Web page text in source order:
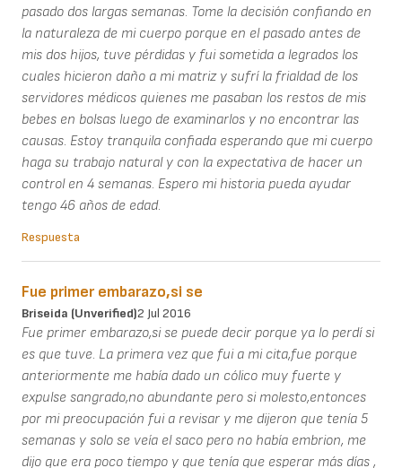
pasado dos largas semanas. Tome la decisión confiando en
la naturaleza de mi cuerpo porque en el pasado antes de
mis dos hijos, tuve pérdidas y fui sometida a legrados los
cuales hicieron daño a mi matriz y sufrí la frialdad de los
servidores médicos quienes me pasaban los restos de mis
bebes en bolsas luego de examinarlos y no encontrar las
causas. Estoy tranquila confiada esperando que mi cuerpo
haga su trabajo natural y con la expectativa de hacer un
control en 4 semanas. Espero mi historia pueda ayudar
tengo 46 años de edad.
Respuesta
Fue primer embarazo,si se
Briseida (unverified)2 Jul 2016
Fue primer embarazo,si se puede decir porque ya lo perdí si
es que tuve. La primera vez que fui a mi cita,fue porque
anteriormente me había dado un cólico muy fuerte y
expulse sangrado,no abundante pero si molesto,entonces
por mi preocupación fui a revisar y me dijeron que tenía 5
semanas y solo se veía el saco pero no había embrion, me
dijo que era poco tiempo y que tenía que esperar más días ,